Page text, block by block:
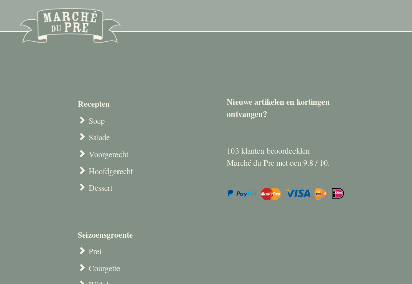
Recepten
Soep
Salade
Voorgerecht
Hoofdgerecht
Dessert
Seizoensgroente
Prei
Courgette
Nieuwe artikelen en kortingen
ontvangen?
103 klanten beoordeelden
Marché du Pre met een 9.8 / 10.